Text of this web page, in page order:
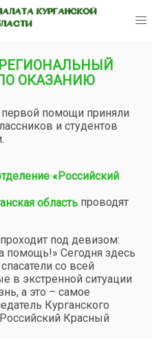
КУРГАНСКОЙ
ОКАЗАНИЮ
помощи приняли
и студентов
«Российский
область проводят
под девизом:
Сегодня здесь
со всей
в экстренной ситуации
а это – самое
Курганского
Красный